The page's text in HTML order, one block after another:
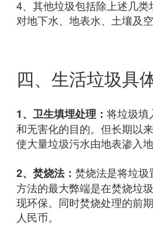
4、其他垃圾包括除上述几
对地下水、地表水、土壤及空
四、生活垃圾具
1、卫生填埋处理： 将垃圾填
和无害化的目的。但长期以
使大量垃圾污水由地表渗入
2、焚烧法： 焚烧法是将垃
方法的最大弊端是在焚烧垃
现环保。同时焚烧处理的前
人民币。